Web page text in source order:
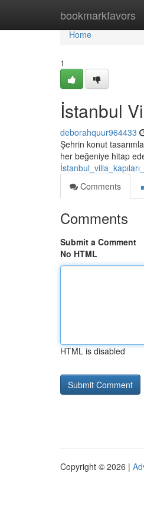
bookmarkfavors
Home
Home
1
İstanbul
deborahquur964433
Şehrin konut
her beğeniye hitap
Comments
Comments
Submit a Comment
No HTML
HTML is disabled
Copyright © 2026 |